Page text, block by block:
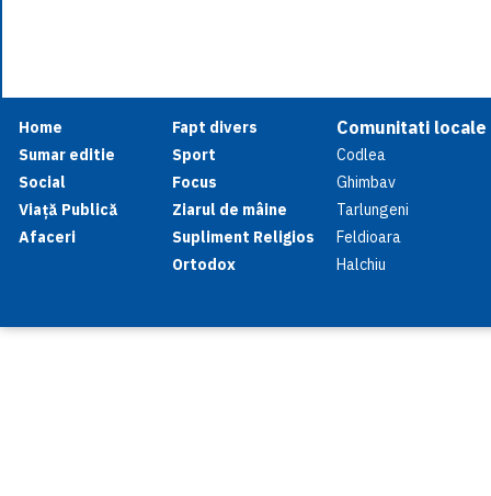
Home
Sumar editie
Social
Viață Publică
Afaceri
Fapt divers
Sport
Focus
Ziarul de mâine
Supliment Religios
Ortodox
Comunitati locale
Codlea
Ghimbav
Tarlungeni
Feldioara
Halchiu